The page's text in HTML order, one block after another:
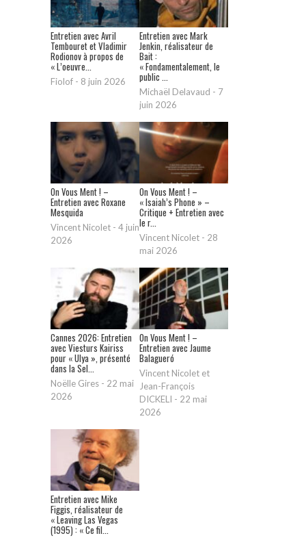
Entretien avec Avril
Tembouret et Vladimir
Rodionov à propos de
« L’oeuvre...
Fiolof - 8 juin 2026
Entretien avec Mark
Jenkin, réalisateur de
Bait :
« Fondamentalement, le
public ...
Michaël Delavaud - 7
juin 2026
On Vous Ment ! –
Entretien avec Roxane
Mesquida
Vincent Nicolet - 4 juin
2026
On Vous Ment ! –
« Isaiah’s Phone » –
Critique + Entretien avec
le r...
Vincent Nicolet - 28
mai 2026
Cannes 2026: Entretien
avec Viesturs Kairiss
pour « Ulya », présenté
dans la Sel...
Noëlle Gires - 22 mai
2026
On Vous Ment ! –
Entretien avec Jaume
Balagueró
Vincent Nicolet et
Jean-François
DICKELI - 22 mai
2026
Entretien avec Mike
Figgis, réalisateur de
« Leaving Las Vegas
(1995) : « Ce fil...